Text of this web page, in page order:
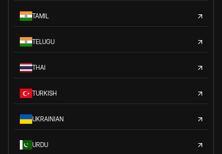
TAMIL
TELUGU
THAI
TURKISH
UKRAINIAN
URDU